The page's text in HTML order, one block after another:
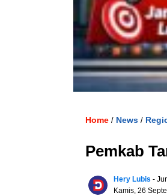
Home / News /
Pemkab
Hery Lubis -
Kamis, 26